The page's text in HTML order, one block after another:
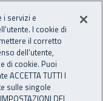
Apri cerca
i servizi e
I cookie di
il corretto
dell’utente,
di cookie. Puoi
ACCETTA TUTTI I
sulle singole
DEI